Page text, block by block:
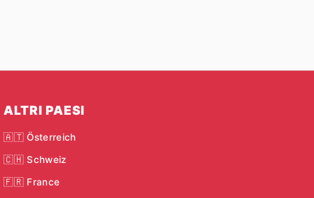
troppo.
la
divertirsi,
ALTRI PAESI
🇦🇹 Österreich
🇨🇭 Schweiz
🇫🇷 France